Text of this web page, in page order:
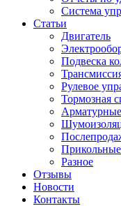
Система
Статьи
Двигатель
Подвеска
Рулевое
Тормозная
Разное
Отзывы
Новости
Контакты